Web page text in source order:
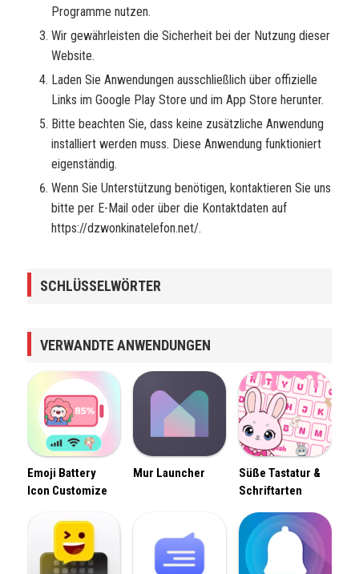
Programme nutzen.
Wir gewährleisten die Sicherheit bei der Nutzung dieser
Website.
Laden Sie Anwendungen ausschließlich über offizielle
Links im Google Play Store und im App Store herunter.
Bitte beachten Sie, dass keine zusätzliche Anwendung
installiert werden muss. Diese Anwendung funktioniert
eigenständig.
Wenn Sie Unterstützung benötigen, kontaktieren Sie uns
bitte per E-Mail oder über die Kontaktdaten auf
https://dzwonkinatelefon.net/.
SCHLÜSSELWÖRTER
VERWANDTE ANWENDUNGEN
Emoji Battery
Icon Customize
Mur Launcher
Süße Tastatur &
Schriftarten